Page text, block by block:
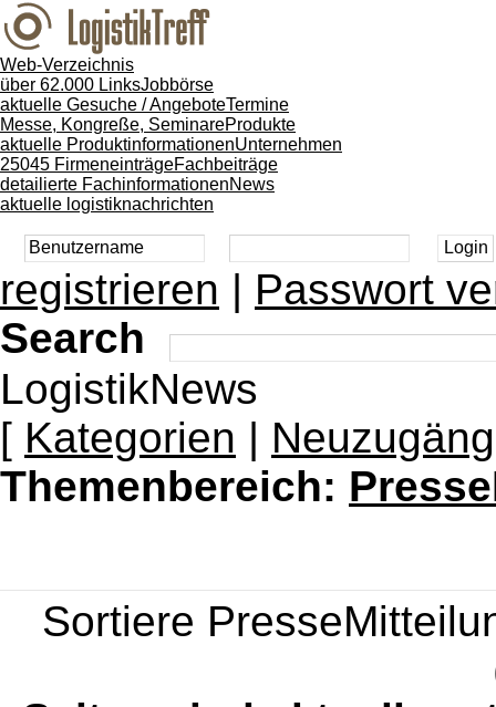
Web-Verzeichnis
über 62.000 LinksJobbörse
aktuelle Gesuche / AngeboteTermine
Messe, Kongreße, SeminareProdukte
aktuelle ProduktinformationenUnternehmen
25045 FirmeneinträgeFachbeiträge
detailierte FachinformationenNews
aktuelle logistiknachrichten
registrieren | Passwort
Search
LogistikNews
[ Kategorien |
Themenbereich:
Sortiere